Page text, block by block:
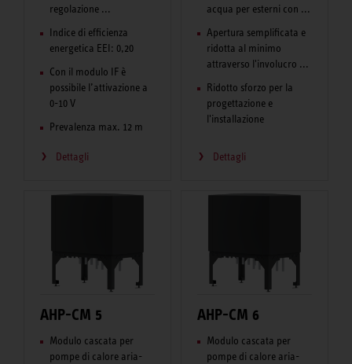
regolazione ...
Indice di efficienza
energetica EEI: 0,20
Con il modulo IF è
possibile l’attivazione a
0-10 V
Prevalenza max. 12 m
Dettagli
acqua per esterni con ...
Apertura semplificata e
ridotta al minimo
attraverso l'involucro ...
Ridotto sforzo per la
progettazione e
l'installazione
Dettagli
AHP-CM 5
Modulo cascata per
pompe di calore aria-
AHP-CM 6
Modulo cascata per
pompe di calore aria-